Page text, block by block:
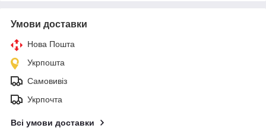
Умови доставки
Нова Пошта
Укрпошта
Самовивіз
Укрпочта
Всі умови доставки